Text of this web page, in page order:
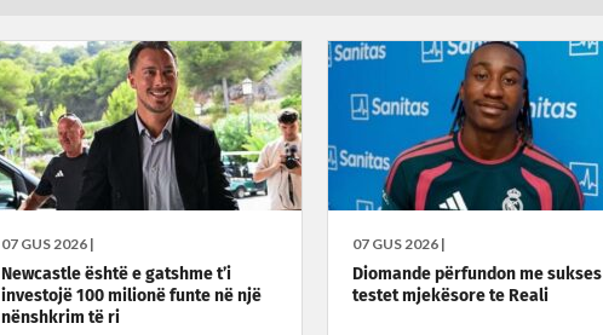
07 GUS 2026 |
Newcastle është e gatshme t’i
investojë 100 milionë funte në një
nënshkrim të ri
07 GUS 2026 |
Diomande përfundon me sukses
testet mjekësore te Reali